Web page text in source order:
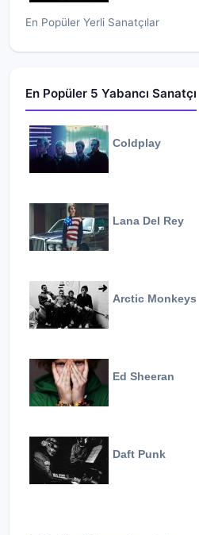
En Popüler Yerli Sanatçılar
En Popüler 5 Yabancı Sanatçı
Coldplay
Lana Del Rey
Arctic Monkeys
Ed Sheeran
Daft Punk